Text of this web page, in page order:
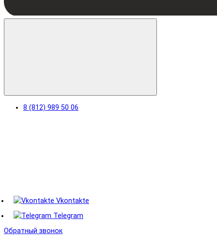
8 (812) 989 50 06
Vkontakte
Telegram
Обратный звонок